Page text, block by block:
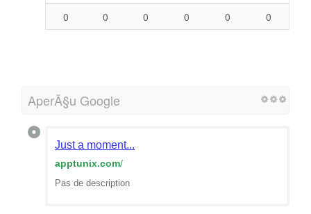
0
0 0 0 0 0
AperÃ§u Google
Just a moment...
apptunix.com/
Pas de description